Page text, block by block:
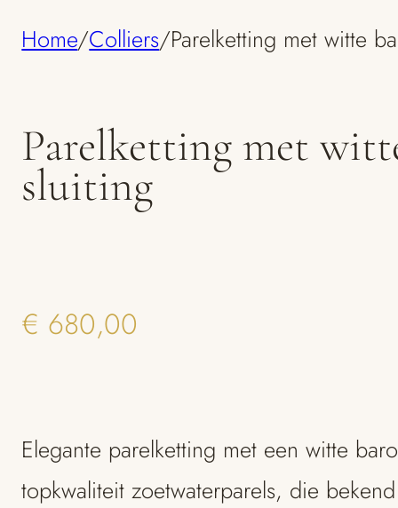
Home/Colliers/Parelketting met witte
Parelketting met
sluiting
€ 680,00
Elegante parelketting met een witte
topkwaliteit zoetwaterparels, die